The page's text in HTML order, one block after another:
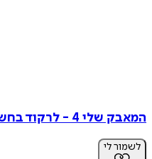
המאבק שלי 4 - לרקוד בחשכה
לשמור לי